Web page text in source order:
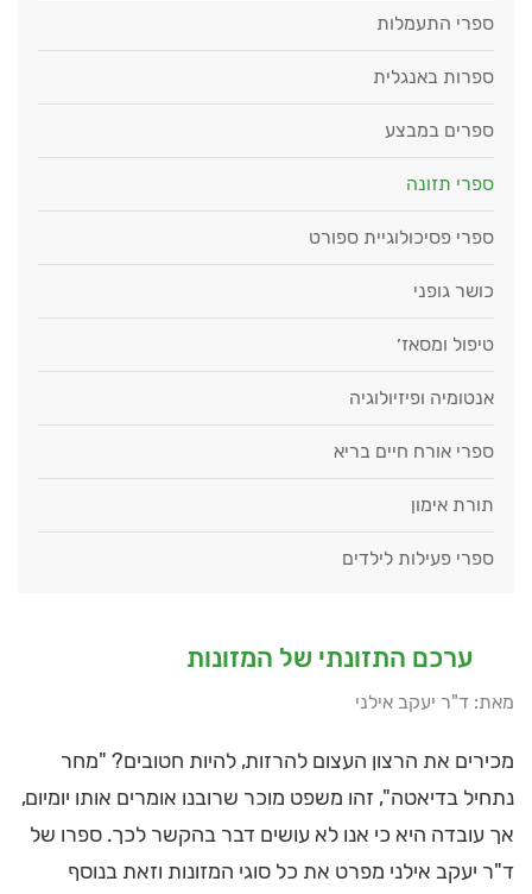
ספרי התעמלות
ספרות באנגלית
ספרים במבצע
ספרי תזונה
ספרי פסיכולוגיית ספורט
כושר גופני
טיפול ומסאז׳
אנטומיה ופיזיולוגיה
ספרי אורח חיים בריא
תורת אימון
ספרי פעילות לילדים
ערכם התזונתי של המזונות
מאת: ד"ר יעקב אילני
מכירים את הרצון העצום להרזות, להיות חטובים? "מחר
נתחיל בדיאטה", זהו משפט מוכר שרובנו אומרים אותו יומיום,
אך עובדה היא כי אנו לא עושים דבר בהקשר לכך. ספרו של
ד"ר יעקב אילני מפרט את כל סוגי המזונות וזאת בנוסף